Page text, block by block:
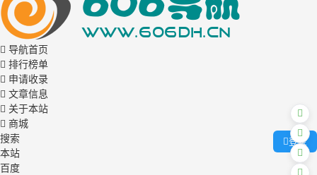
导航首页
排行榜单
申请收录
文章信息
关于本站
商城
登录
搜索
本站
百度